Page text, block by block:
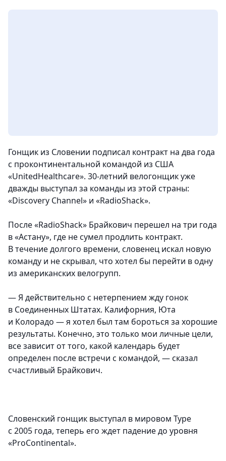
Гонщик из Словении подписал контракт на два года
с проконтинентальной командой из США
«UnitedHealthcare». 30-летний велогонщик уже
дважды выступал за команды из этой страны:
«Discovery Channel» и «RadioShack».
После «RadioShack» Брайкович перешел на три года
в «Астану», где не сумел продлить контракт.
В течение долгого времени, словенец искал новую
команду и не скрывал, что хотел бы перейти в одну
из американских велогрупп.
— Я действительно с нетерпением жду гонок
в Соединенных Штатах. Калифорния, Юта
и Колорадо — я хотел был там бороться за хорошие
результаты. Конечно, это только мои личные цели,
все зависит от того, какой календарь будет
определен после встречи с командой, — сказал
счастливый Брайкович.
Словенский гонщик выступал в мировом Туре
с 2005 года, теперь его ждет падение до уровня
«ProContinental».